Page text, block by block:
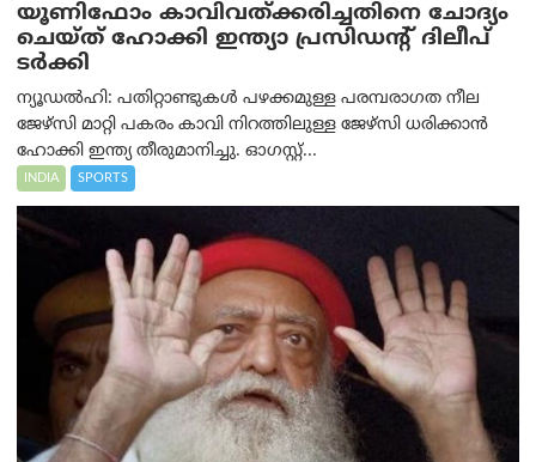
യൂണിഫോം കാവിവത്ക്കരിച്ചതിനെ ചോദ്യം
ചെയ്ത് ഹോക്കി ഇന്ത്യാ പ്രസിഡന്റ് ദിലീപ്
ടര്‍ക്കി
ന്യൂഡൽഹി: പതിറ്റാണ്ടുകൾ പഴക്കമുള്ള പരമ്പരാഗത നീല
ജേഴ്‌സി മാറ്റി പകരം കാവി നിറത്തിലുള്ള ജേഴ്‌സി ധരിക്കാൻ
ഹോക്കി ഇന്ത്യ തീരുമാനിച്ചു. ഓഗസ്റ്റ്...
INDIA SPORTS